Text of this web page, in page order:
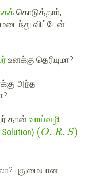
கொடுத்தார்,
விட்டேன்.
உனக்கு தெரியுமா?
அந்த
தான்வாய்வழி
Solution) (O. R. S)
புதுமையான